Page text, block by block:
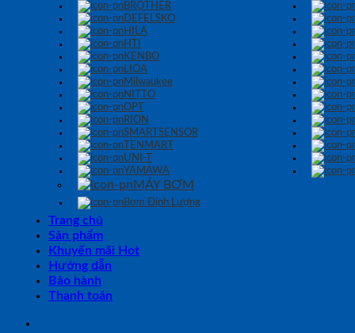
BROTHER
DEFELSKO
HILA
HTI
KENBO
LIOA
Milwaukee
NITTO
OPT
RION
SMARTSENSOR
TENMART
UNI-T
YAMAWA
MÁY BƠM
Bơm Định Lượng
Trang chủ
Sản phẩm
Khuyến mãi Hot
Hướng dẫn
Bảo hành
Thanh toán